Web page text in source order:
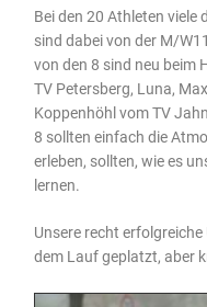
Bei den 20 Athleten viele
sind dabei von der M/
von den 8 sind neu beim
TV Petersberg, Luna,
Koppenhöhl vom TV
8 sollten einfach die
erleben, sollten, wie es
lernen.
Unsere recht
dem Lauf geplatzt, aber